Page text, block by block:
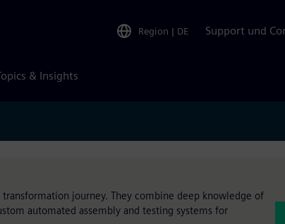
Region | DE Support und
& Insights
journey. They combine deep knowledge of
automated assembly and testing systems for